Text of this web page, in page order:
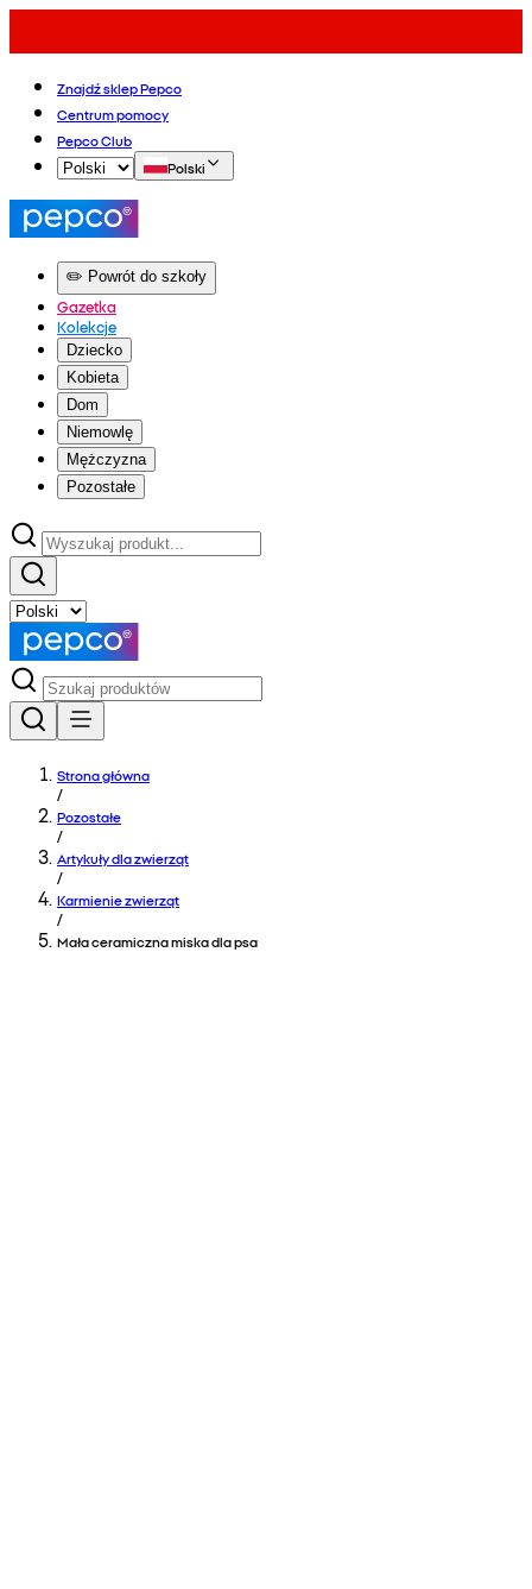
Znajdź sklep Pepco
Centrum pomocy
Pepco Club
Polski
✏️ Powrót do szkoły
Gazetka
Kolekcje
Dziecko
Kobieta
Dom
Niemowlę
Mężczyzna
Pozostałe
Strona główna
/
Pozostałe
/
Artykuły dla zwierząt
/
Karmienie zwierząt
/
Mała ceramiczna miska dla psa